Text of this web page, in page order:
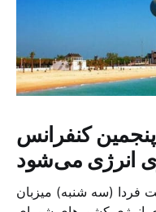
کنفرانس
انرژی می‌شود
فردا (سه شنبه) میزبان